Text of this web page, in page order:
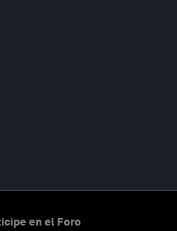
en el Foro